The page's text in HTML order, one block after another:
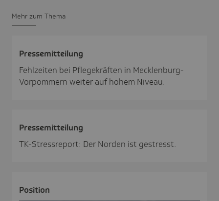
Mehr zum Thema
Pres­se­mit­tei­lung
Fehlzeiten bei Pflegekräften in Mecklenburg-
Vorpommern weiter auf hohem Niveau.
Pres­se­mit­tei­lung
TK-Stressreport: Der Norden ist gestresst.
Posi­tion